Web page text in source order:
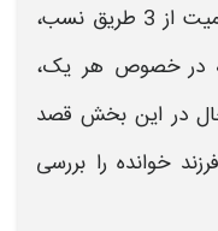
از 3 طریق نسب،
در خصوص هر یک،
در این بخش قصد
فرزند خوانده را بررسی